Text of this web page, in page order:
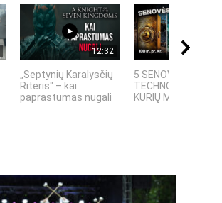
12:32
„Septynių Karalysčių
Riteris" – kai
paprastumas nugali
5 SENOVĖS
TECHNOLOGIJOS,
KURIŲ